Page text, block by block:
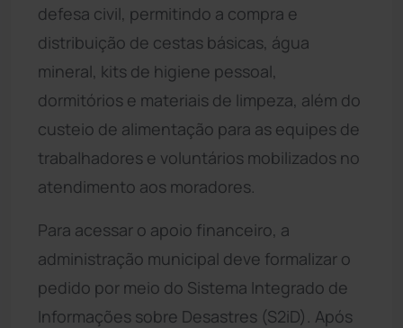
defesa civil, permitindo a compra e
distribuição de cestas básicas, água
mineral, kits de higiene pessoal,
dormitórios e materiais de limpeza, além do
custeio de alimentação para as equipes de
trabalhadores e voluntários mobilizados no
atendimento aos moradores.
Para acessar o apoio financeiro, a
administração municipal deve formalizar o
pedido por meio do Sistema Integrado de
Informações sobre Desastres (S2iD). Após